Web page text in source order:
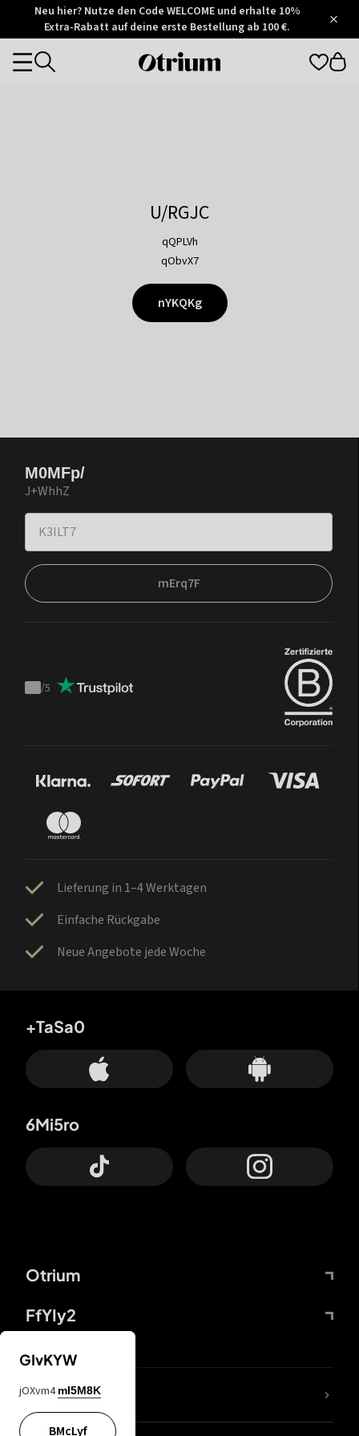
Otrium
Trustpilot
Neu hier? Nutze den Code WELCOME und erhalte 10%
Extra-Rabatt auf deine erste Bestellung ab 100 €.
Otrium
Categories
U/RGJC
qQPLVh
qObvX7
nYKQKg
M0MFp/
J+WhhZ
mErq7F
Trustpilot
/5
Lieferung in 1–4 Werktagen
Einfache Rückgabe
Neue Angebote jede Woche
Otrium
FfYIy2
+TaSa0
6Mi5ro
DDcvSo
GIvKYW
jOXvm4 mI5M8K
BMcLyf